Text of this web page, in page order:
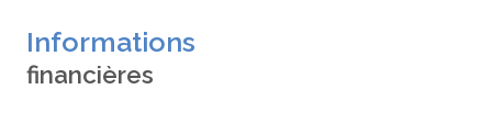
Informations
financières